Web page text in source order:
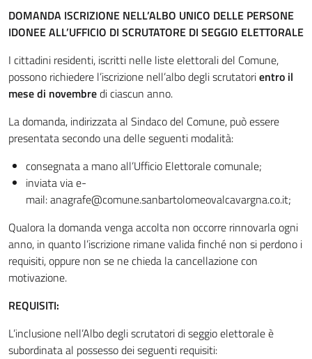
DOMANDA ISCRIZIONE NELL’ALBO UNICO DELLE PERSONE
IDONEE ALL’UFFICIO DI SCRUTATORE DI SEGGIO ELETTORALE
I cittadini residenti, iscritti nelle liste elettorali del Comune,
possono richiedere l’iscrizione nell’albo degli scrutatorientro il
mese di novembredi ciascun anno.
La domanda, indirizzata al Sindaco del Comune, può essere
presentata secondo una delle seguenti modalità:
consegnata a mano all’Ufficio Elettorale comunale;
inviata via e-
mail: anagrafe@comune.sanbartolomeovalcavargna.co.it;
Qualora la domanda venga accolta non occorre rinnovarla ogni
anno, in quanto l’iscrizione rimane valida finché non si perdono i
requisiti, oppure non se ne chieda la cancellazione con
motivazione.
REQUISITI:
L’inclusione nell’Albo degli scrutatori di seggio elettorale è
subordinata al possesso dei seguenti requisiti: